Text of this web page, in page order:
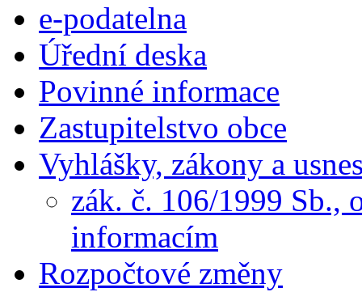
e-podatelna
Úřední deska
Povinné informace
Zastupitelstvo obce
Vyhlášky, zákony a
zák. č. 106/1999 Sb.,
informacím
Rozpočtové změny